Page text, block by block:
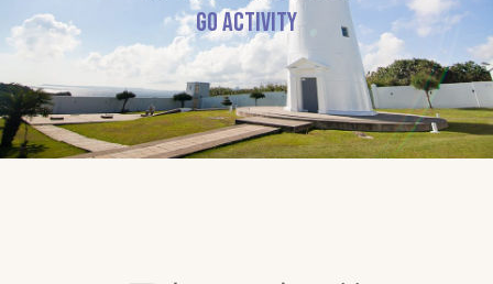
GO Activity